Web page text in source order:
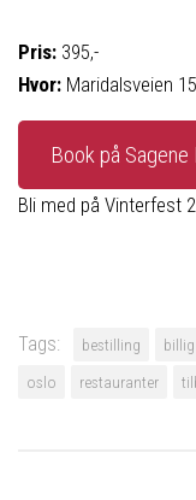
Pris: 395,-
Hvor: Maridalsveien
Book på Sagene
Bli med på Vinterfest
Tags: bestilling billig
oslo
restauranter